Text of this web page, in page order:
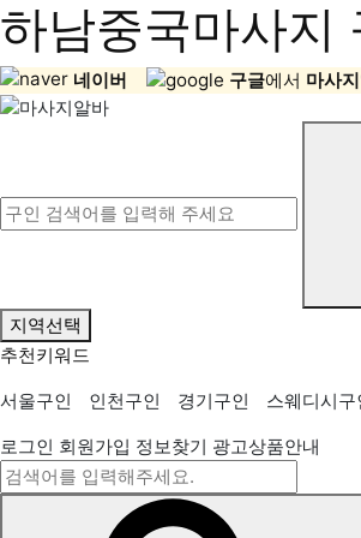
하남중국마사지
네이버 구글에서 마사
지역선택
추천키워드
서울구인
인천구인 경기구인
스웨디시구
로그인 회원가입 정보찾기 광고상품안내